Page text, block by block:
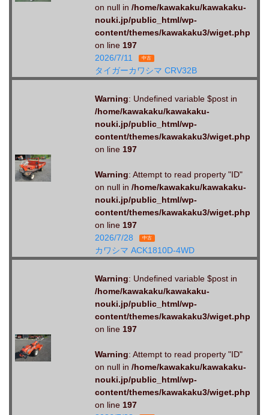
on null in /home/kawakaku/kawakaku-
nouki.jp/public_html/wp-
content/themes/kawakaku3/wiget.php
on line 197
2026/7/11
中古
タイガーカワシマ CRV32B
Warning: Undefined variable $post in
/home/kawakaku/kawakaku-
nouki.jp/public_html/wp-
content/themes/kawakaku3/wiget.php
on line 197
Warning: Attempt to read property "ID"
on null in /home/kawakaku/kawakaku-
nouki.jp/public_html/wp-
content/themes/kawakaku3/wiget.php
on line 197
2026/7/28
中古
カワシマ ACK1810D-4WD
Warning: Undefined variable $post in
/home/kawakaku/kawakaku-
nouki.jp/public_html/wp-
content/themes/kawakaku3/wiget.php
on line 197
Warning: Attempt to read property "ID"
on null in /home/kawakaku/kawakaku-
nouki.jp/public_html/wp-
content/themes/kawakaku3/wiget.php
on line 197